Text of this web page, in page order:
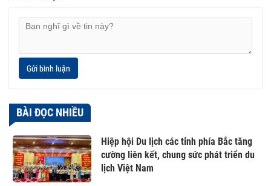
Gửi bình luận
BÀI ĐỌC NHIỀU
Hiệp hội Du lịch các tỉnh phía Bắc tăng
cường liên kết, chung sức phát triển du
lịch Việt Nam